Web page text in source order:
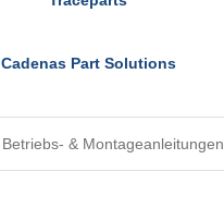
Cadenas Part Solutions
Betriebs- & Montageanleitungen